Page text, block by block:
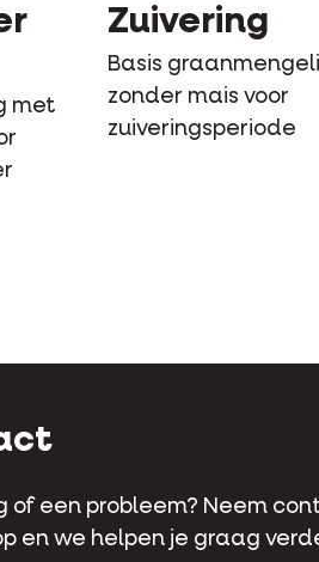
met
Zuivering
Basis
zonder mais voor
zuiveringsperiode
of een probleem? Neem
en we helpen je graag